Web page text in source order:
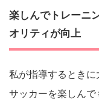
楽しんでトレーニ
オリティが向上
私が指導するとき
サッカーを楽しん